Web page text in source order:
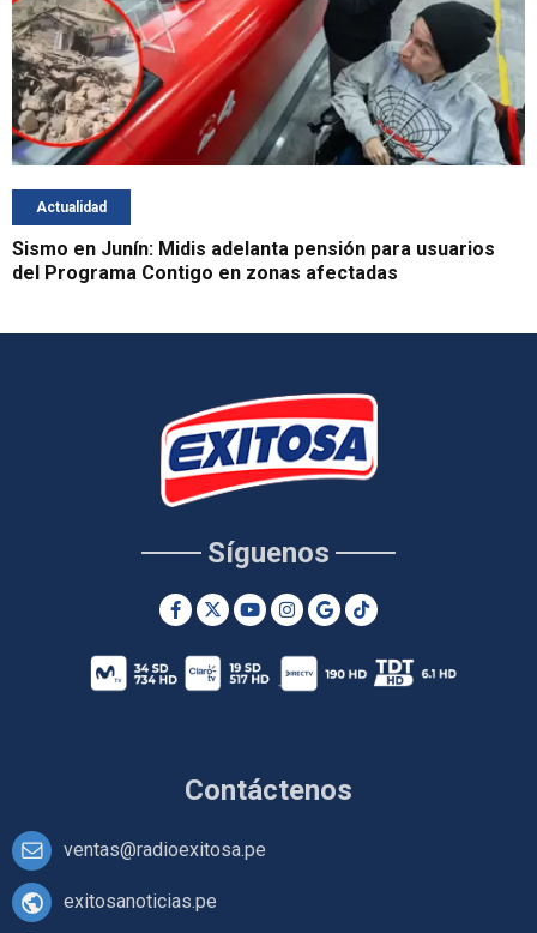
Actualidad
Sismo en Junín: Midis adelanta pensión para usuarios
del Programa Contigo en zonas afectadas
Contáctenos
ventas@radioexitosa.pe
exitosanoticias.pe
Síguenos